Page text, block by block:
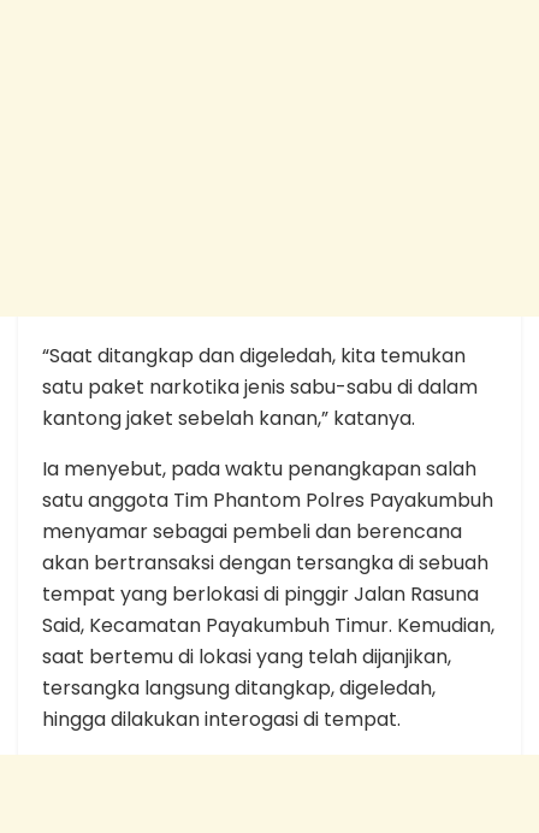
“Saat ditangkap dan digeledah, kita temukan
satu paket narkotika jenis sabu-sabu di dalam
kantong jaket sebelah kanan,” katanya.
Ia menyebut, pada waktu penangkapan salah
satu anggota Tim Phantom Polres Payakumbuh
menyamar sebagai pembeli dan berencana
akan bertransaksi dengan tersangka di sebuah
tempat yang berlokasi di pinggir Jalan Rasuna
Said, Kecamatan Payakumbuh Timur. Kemudian,
saat bertemu di lokasi yang telah dijanjikan,
tersangka langsung ditangkap, digeledah,
hingga dilakukan interogasi di tempat.